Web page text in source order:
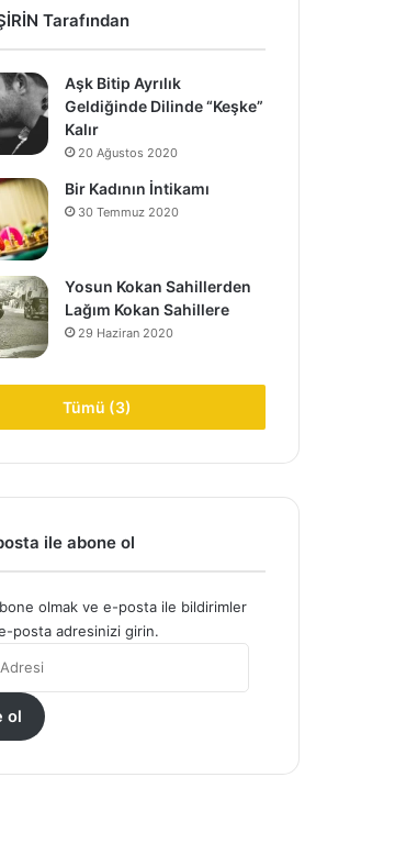
Tarafından
Aşk Bitip Ayrılık
Geldiğinde Dilinde “Keşke”
Kalır
20 Ağustos 2020
Bir Kadının İntikamı
30 Temmuz 2020
Yosun Kokan Sahillerden
Lağım Kokan Sahillere
29 Haziran 2020
Tümü (3)
ile abone ol
olmak ve e-posta ile bildirimler
posta adresinizi girin.
ol